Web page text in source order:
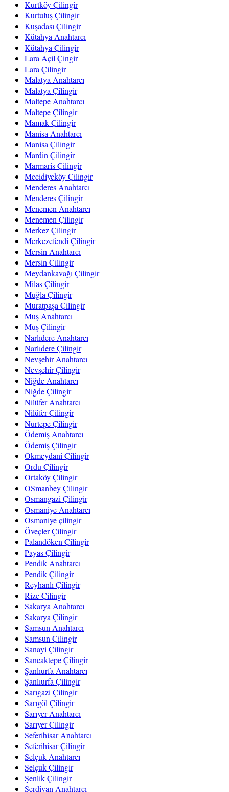
Kurtköy Çilingir
Kurtuluş Çilingir
Kuşadası Çilingir
Kütahya Anahtarcı
Kütahya Çilingir
Lara Açil Çingir
Lara Çilingir
Malatya Anahtarcı
Malatya Çilingir
Maltepe Anahtarcı
Maltepe Çilingir
Mamak Çilingir
Manisa Anahtarcı
Manisa Çilingir
Mardin Çilingir
Marmaris Çilingir
Mecidiyeköy Çilingir
Menderes Anahtarcı
Menderes Çilingir
Menemen Anahtarcı
Menemen Çilingir
Merkez Çilingir
Merkezefendi Çilingir
Mersin Anahtarcı
Mersin Çilingir
Meydankavağı Çilingir
Milas Çilingir
Muğla Çilingir
Muratpaşa Çilingir
Muş Anahtarcı
Muş Çilingir
Narlıdere Anahtarcı
Narlıdere Çilingir
Nevşehir Anahtarcı
Nevşehir Çilingir
Niğde Anahtarcı
Niğde Çilingir
Nilüfer Anahtarcı
Nilüfer Çilingir
Nurtepe Çilingir
Ödemiş Anahtarcı
Ödemiş Çilingir
Okmeydani Çilingir
Ordu Çilingir
Ortaköy Çilingir
OSmanbey Çilingir
Osmangazi Çilingir
Osmaniye Anahtarcı
Osmaniye çilingir
Öveçler Çilingir
Palandöken Çilingir
Payas Çilingir
Pendik Anahtarcı
Pendik Çilingir
Reyhanlı Çilingir
Rize Çilingir
Sakarya Anahtarcı
Sakarya Çilingir
Samsun Anahtarcı
Samsun Çilingir
Sanayi Çilingir
Sancaktepe Çilingir
Şanlıurfa Anahtarcı
Şanlıurfa Çilingir
Sarıgazi Çilingir
Sarıgöl Çilingir
Sarıyer Anahtarcı
Sarıyer Çilingir
Seferihisar Anahtarcı
Seferihisar Çilingir
Selçuk Anahtarcı
Selçuk Çilingir
Şenlik Çilingir
Serdivan Anahtarcı